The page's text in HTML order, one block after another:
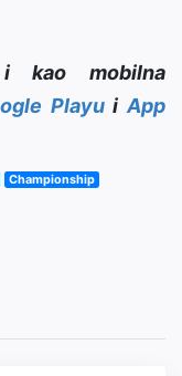
i kao mobilna
PlayuiApp
Championship